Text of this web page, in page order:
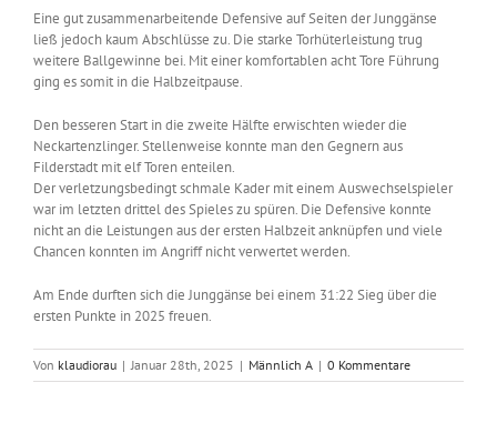
Eine gut zusammenarbeitende Defensive auf Seiten der Junggänse
ließ jedoch kaum Abschlüsse zu. Die starke Torhüterleistung trug
weitere Ballgewinne bei. Mit einer komfortablen acht Tore Führung
ging es somit in die Halbzeitpause.
Den besseren Start in die zweite Hälfte erwischten wieder die
Neckartenzlinger. Stellenweise konnte man den Gegnern aus
Filderstadt mit elf Toren enteilen.
Der verletzungsbedingt schmale Kader mit einem Auswechselspieler
war im letzten drittel des Spieles zu spüren. Die Defensive konnte
nicht an die Leistungen aus der ersten Halbzeit anknüpfen und viele
Chancen konnten im Angriff nicht verwertet werden.
Am Ende durften sich die Junggänse bei einem 31:22 Sieg über die
ersten Punkte in 2025 freuen.
Von klaudiorau | Januar 28th, 2025 | Männlich A | 0 Kommentare